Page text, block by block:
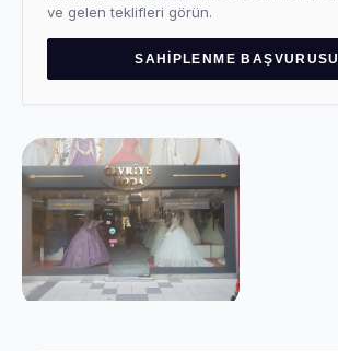
ve gelen teklifleri görün.
SAHIPLENME BAŞVURUSU